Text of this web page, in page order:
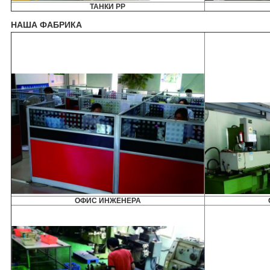
ТАНКИ PP
НАША ФАБРИКА
ОФИС ИНЖЕНЕРА